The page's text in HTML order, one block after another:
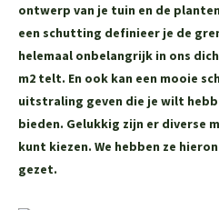
ontwerp van je tuin en de
een schutting definieer je de
helemaal onbelangrijk in ons
m2 telt. En ook kan een mooie
uitstraling geven die je wilt
bieden. Gelukkig zijn er diverse
kunt kiezen. We hebben ze
gezet.